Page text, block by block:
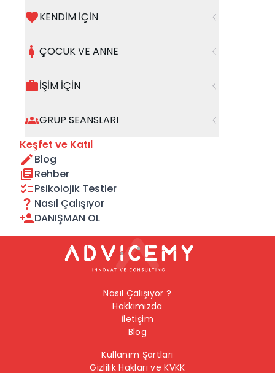
KENDİM İÇİN
ÇOCUK VE ANNE
İŞİM İÇİN
GRUP SEANSLARI
Keşfet ve Katıl
Blog
Rehber
Psikolojik Testler
Nasıl Çalışıyor
DANIŞMAN OL
halinde whatsapp hattımızdan iletişime
Nasıl Çalışıyor ?
Hakkımızda
İletişim
Blog
Kullanım Şartları
Gizlilik Hakları ve KVKK